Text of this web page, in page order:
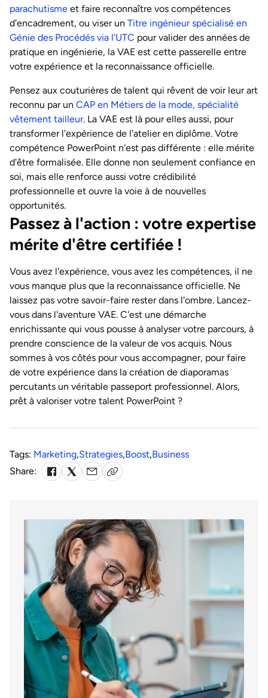
parachutisme et faire reconnaître vos compétences
d'encadrement, ou viser un Titre ingénieur spécialisé en
Génie des Procédés via l'UTC pour valider des années de
pratique en ingénierie, la VAE est cette passerelle entre
votre expérience et la reconnaissance officielle.
Pensez aux couturières de talent qui rêvent de voir leur art
reconnu par un CAP en Métiers de la mode, spécialité
vêtement tailleur. La VAE est là pour elles aussi, pour
transformer l'expérience de l'atelier en diplôme. Votre
compétence PowerPoint n'est pas différente : elle mérite
d'être formalisée. Elle donne non seulement confiance en
soi, mais elle renforce aussi votre crédibilité
professionnelle et ouvre la voie à de nouvelles
opportunités.
Passez à l'action : votre expertise
mérite d'être certifiée !
Vous avez l'expérience, vous avez les compétences, il ne
vous manque plus que la reconnaissance officielle. Ne
laissez pas votre savoir-faire rester dans l'ombre. Lancez-
vous dans l'aventure VAE. C'est une démarche
enrichissante qui vous pousse à analyser votre parcours, à
prendre conscience de la valeur de vos acquis. Nous
sommes à vos côtés pour vous accompagner, pour faire
de votre expérience dans la création de diaporamas
percutants un véritable passeport professionnel. Alors,
prêt à valoriser votre talent PowerPoint ?
Tags: Marketing,Strategies,Boost,Business
Share: